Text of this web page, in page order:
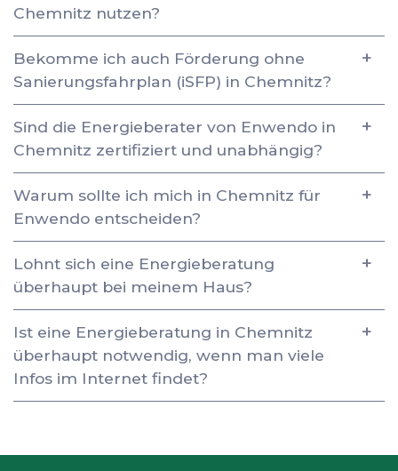
Chemnitz nutzen?
Bekomme ich auch Förderung ohne
Sanierungsfahrplan (iSFP) in Chemnitz?
Sind die Energieberater von Enwendo in
Chemnitz zertifiziert und unabhängig?
Warum sollte ich mich in Chemnitz für
Enwendo entscheiden?
Lohnt sich eine Energieberatung
überhaupt bei meinem Haus?
Ist eine Energieberatung in Chemnitz
überhaupt notwendig, wenn man viele
Infos im Internet findet?